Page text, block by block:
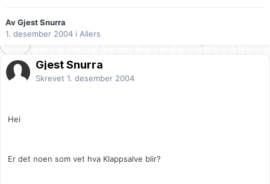
Av Gjest Snurra
1. desember 2004 i Allers
Gjest Snurra
Skrevet 1. desember 2004
Hei
Er det noen som vet hva Klappsalve blir?